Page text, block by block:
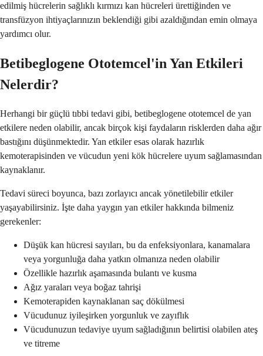
edilmiş hücrelerin sağlıklı kırmızı kan hücreleri ürettiğinden ve
transfüzyon ihtiyaçlarınızın beklendiği gibi azaldığından emin olmaya
yardımcı olur.
Betibeglogene Ototemcel'in Yan Etkileri
Nelerdir?
Herhangi bir güçlü tıbbi tedavi gibi, betibeglogene ototemcel de yan
etkilere neden olabilir, ancak birçok kişi faydaların risklerden daha ağır
bastığını düşünmektedir. Yan etkiler esas olarak hazırlık
kemoterapisinden ve vücudun yeni kök hücrelere uyum sağlamasından
kaynaklanır.
Tedavi süreci boyunca, bazı zorlayıcı ancak yönetilebilir etkiler
yaşayabilirsiniz. İşte daha yaygın yan etkiler hakkında bilmeniz
gerekenler:
Düşük kan hücresi sayıları, bu da enfeksiyonlara, kanamalara
veya yorgunluğa daha yatkın olmanıza neden olabilir
Özellikle hazırlık aşamasında bulantı ve kusma
Ağız yaraları veya boğaz tahrişi
Kemoterapiden kaynaklanan saç dökülmesi
Vücudunuz iyileşirken yorgunluk ve zayıflık
Vücudunuzun tedaviye uyum sağladığının belirtisi olabilen ateş
ve titreme